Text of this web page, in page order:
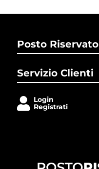
Posto Riservato
Servizio Clienti
Login
Registrati